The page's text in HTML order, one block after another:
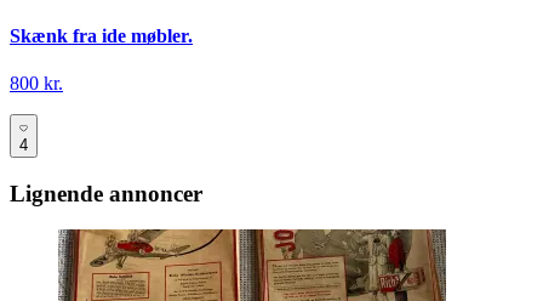
Skænk fra ide møbler.
800 kr.
4
Lignende annoncer